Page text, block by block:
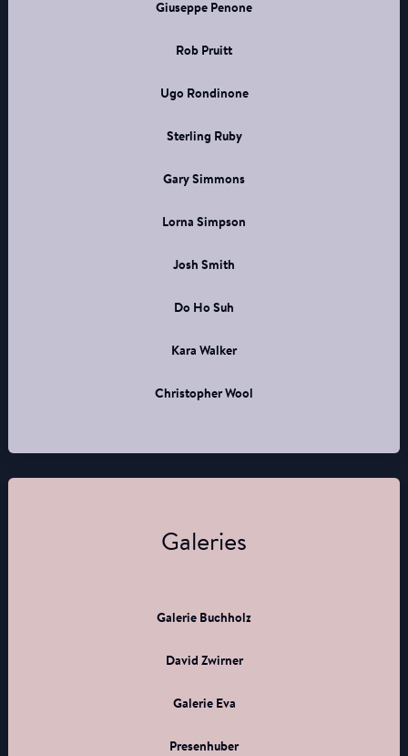
Giuseppe Penone
Rob Pruitt
Ugo Rondinone
Sterling Ruby
Gary Simmons
Lorna Simpson
Josh Smith
Do Ho Suh
Kara Walker
Christopher Wool
Galeries
Galerie Buchholz
David Zwirner
Galerie Eva
Presenhuber